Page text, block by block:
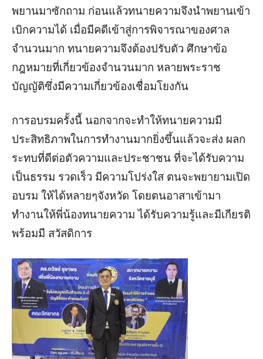
พยานมาซักถาม ก่อนแล้วทนายความจึงนำพยานเข้า
เบิกความได้ เมื่อมีคดีเข้าสู่การพิจารณาของศาล
จำนวนมาก ทนายความจึงต้องปรับตัว ศึกษาข้อ
กฎหมายที่เกี่ยวข้องจำนวนมาก หลายพระราช
บัญญัติซึ่งมีความเกี่ยวข้องเชื่อมโยงกัน
การอบรมครั้งนี้ นอกจากจะทำให้ทนายความมี
ประสิทธิภาพในการทำงานมากยิ่งขึ้นแล้วจะส่ง ผลก
ระทบที่ดีต่อตัวความและประชาชน ที่จะได้รับความ
เป็นธรรม รวดเร็ว มีความโปร่งใส ตนจะพยายามเปิด
อบรม ให้ได้หลายๆจังหวัด โดยตนอาสาเข้ามา
ทำงานให้พี่น้องทนายความ ได้รับความรู้และมีเกียรติ
พร้อมมี สวัสดิการ